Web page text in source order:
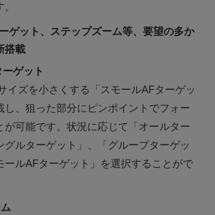
ゲット、ステップズーム等、要望の多か
搭載
ゲット
イズを小さくする「スモールAFターゲッ
し、狙った部分にピンポイントでフォー
が可能です。状況に応じて「オールター
グルターゲット」、「グループターゲッ
ールAFターゲット」を選択することがで